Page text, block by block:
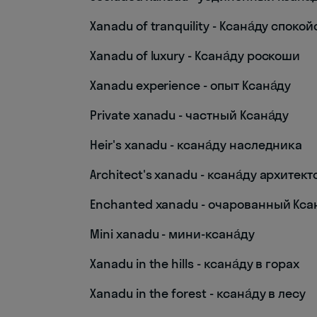
Xanadu of tranquility - Ксана́ду
Xanadu of luxury - Ксана́ду роскоши
Xanadu experience - опыт Ксана́ду
Private xanadu - частный Ксана́ду
Heir's xanadu - ксана́ду наследника
Architect's xanadu - ксана́ду
Enchanted xanadu - очарованный
Mini xanadu - мини-ксана́ду
Xanadu in the hills - ксана́ду в горах
Xanadu in the forest - ксана́ду в лесу